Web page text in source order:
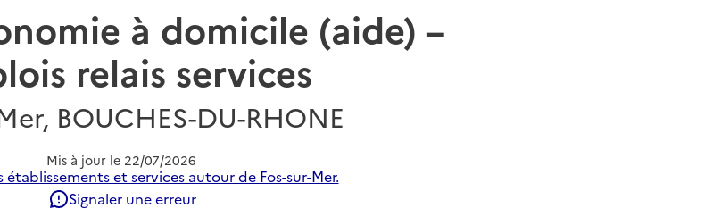
à domicile (aide) –
relais services
BOUCHES-DU-RHONE
Mis à jour le 22/07/2026
établissements et services autour de Fos-sur-Mer.
Signaler une erreur